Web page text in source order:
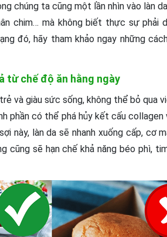
chúng ta cũng một lần nhìn vào làn
chim… mà không biết thực sự phải
đó, hãy tham khảo ngay những
từ chế độ ăn hằng ngày
và giàu sức sống, không thể bỏ qua
phần có thể phá hủy kết cấu
này, làn da sẽ nhanh xuống cấp, cơ
cũng sẽ hạn chế khả năng béo phì,